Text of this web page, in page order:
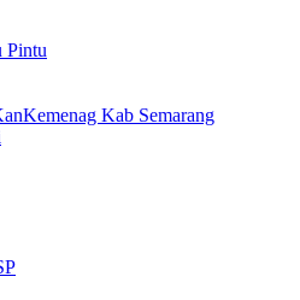
Pintu
Kab Semarang